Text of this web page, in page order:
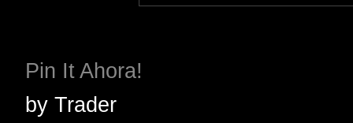
Pin It Ahora!
by Trader